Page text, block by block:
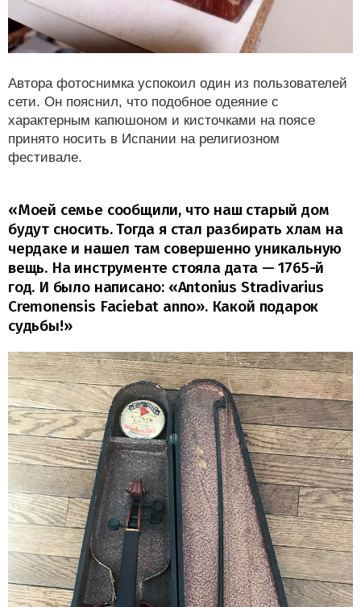
Автора фотоснимка успокоил один из пользователей
сети. Он пояснил, что подобное одеяние с
характерным капюшоном и кисточками на поясе
принято носить в Испании на религиозном
фестивале.
«Моей семье сообщили, что наш старый дом
будут сносить. Тогда я стал разбирать хлам на
чердаке и нашел там совершенно уникальную
вещь. На инструменте стояла дата — 1765-й
год. И было написано: «Antonius Stradivarius
Cremonensis Faciebat anno». Какой подарок
судьбы!»